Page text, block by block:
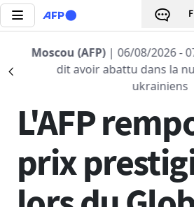
Aller au contenu principal
Précédent
Moscou (AFP)| 06/08/2026 -
dit avoir abattu dans la
ukrainiens
Retour à la liste
L'AFP
prix